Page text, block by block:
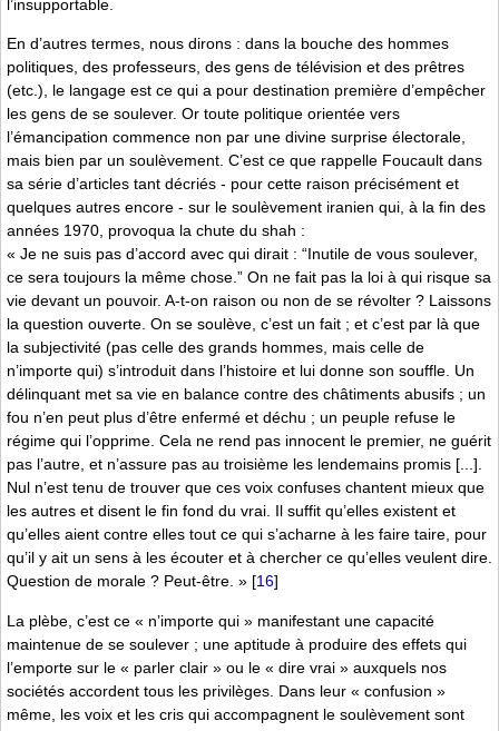
l’insupportable.
En d’autres termes, nous dirons : dans la bouche des hommes
politiques, des professeurs, des gens de télévision et des prêtres
(etc.), le langage est ce qui a pour destination première d’empêcher
les gens de se soulever. Or toute politique orientée vers
l’émancipation commence non par une divine surprise électorale,
mais bien par un soulèvement. C’est ce que rappelle Foucault dans
sa série d’articles tant décriés - pour cette raison précisément et
quelques autres encore - sur le soulèvement iranien qui, à la fin des
années 1970, provoqua la chute du shah :
« Je ne suis pas d’accord avec qui dirait : “Inutile de vous soulever,
ce sera toujours la même chose.” On ne fait pas la loi à qui risque sa
vie devant un pouvoir. A-t-on raison ou non de se révolter ? Laissons
la question ouverte. On se soulève, c’est un fait ; et c’est par là que
la subjectivité (pas celle des grands hommes, mais celle de
n’importe qui) s’introduit dans l’histoire et lui donne son souffle. Un
délinquant met sa vie en balance contre des châtiments abusifs ; un
fou n’en peut plus d’être enfermé et déchu ; un peuple refuse le
régime qui l’opprime. Cela ne rend pas innocent le premier, ne guérit
pas l’autre, et n’assure pas au troisième les lendemains promis [...].
Nul n’est tenu de trouver que ces voix confuses chantent mieux que
les autres et disent le fin fond du vrai. Il suffit qu’elles existent et
qu’elles aient contre elles tout ce qui s’acharne à les faire taire, pour
qu’il y ait un sens à les écouter et à chercher ce qu’elles veulent dire.
Question de morale ? Peut-être. » [16]
La plèbe, c’est ce « n’importe qui » manifestant une capacité
maintenue de se soulever ; une aptitude à produire des effets qui
l’emporte sur le « parler clair » ou le « dire vrai » auxquels nos
sociétés accordent tous les privilèges. Dans leur « confusion »
même, les voix et les cris qui accompagnent le soulèvement sont